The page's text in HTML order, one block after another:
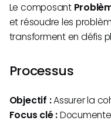
Le composant
et résoudre les
transforment en défis
Processus
Objectif :Assurer la
Focus clé :